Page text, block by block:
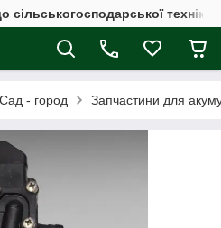
сільськогосподарської
Сад - город Запчастини для